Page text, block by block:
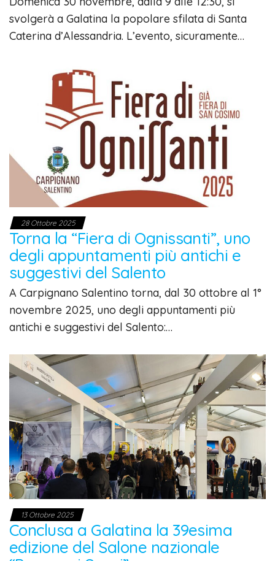
svolgerà a Galatina la popolare sfilata di Santa
Caterina d’Alessandria. L’evento, sicuramente…
28 Ottobre 2025
Torna la “Fiera di Ognissanti”, uno
degli appuntamenti più antichi e
suggestivi del Salento
A Carpignano Salentino torna, dal 30 ottobre al 1°
novembre 2025, uno degli appuntamenti più
antichi e suggestivi del Salento:…
13 Ottobre 2025
Conclusa a Galatina la 39esima
edizione del Salone nazionale